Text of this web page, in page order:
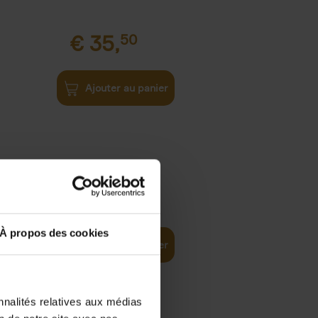
À propos des cookies
relatives aux médias
€ 35,50
Ajouter au panier
37,50
Ajouter au panier